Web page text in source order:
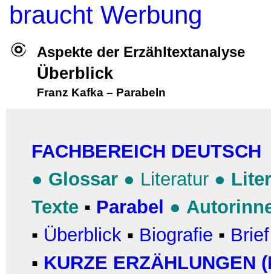
braucht Werbung
Aspekte der Erzähltextanalyse
Überblick
Franz Kafka – Parabeln
FACHBEREICH DEUTSCH
● Glossar ● Literatur ●
Texte ▪ Parabel ●
▪ Überblick ▪ Biografie ▪
▪ KURZE ERZÄHLUNGEN